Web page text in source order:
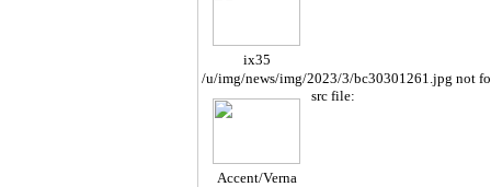
ix35
/u/img/news/img/2023/3/bc30301261.jpg not
Accent/Verna
src file: